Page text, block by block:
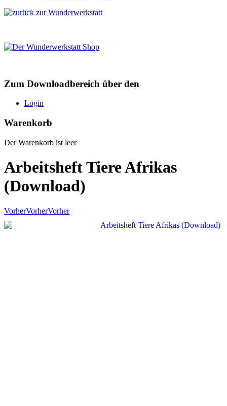
Zum Downloadbereich über den
Login
Warenkorb
Der Warenkorb ist leer
Arbeitsheft Tiere Afrikas
(Download)
VorherVorherVorher